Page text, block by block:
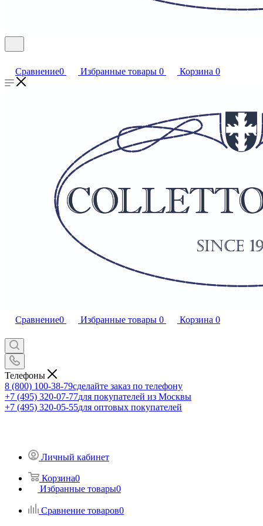
Сравнение0 Избранные товары 0 Корзина 0
Сравнение0 Избранные товары 0 Корзина 0
Телефоны
8 (800) 100-38-79сделайте заказ по телефону
+7 (495) 320-07-77для покупателей из Москвы
+7 (495) 320-05-55для оптовых покупателей
Личный кабинет
Корзина0
Избранные товары0
Сравнение товаров0